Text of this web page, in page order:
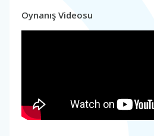
Oynanış Videosu